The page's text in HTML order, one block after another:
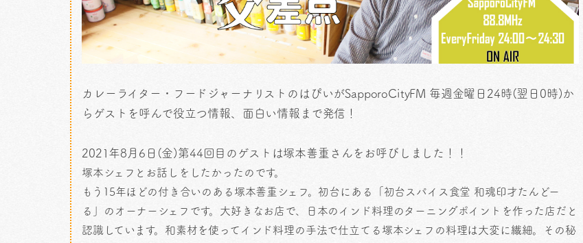
カレーライター・フードジャーナリストのはぴいがSapporoCityFM 毎週金曜日24時(翌日0時)か
らゲストを呼んで役立つ情報、面白い情報まで発信！
2021年8月6日(金)第44回目のゲストは塚本善重さんをお呼びしました！！
塚本シェフとお話しをしたかったのです。
もう15年ほどの付き合いのある塚本善重シェフ。初台にある「初台スパイス食堂 和魂印才たんどー
る」のオーナーシェフです。大好きなお店で、日本のインド料理のターニングポイントを作った店だと
認識しています。和素材を使ってインド料理の手法で仕立てる塚本シェフの料理は大変に繊細。その秘